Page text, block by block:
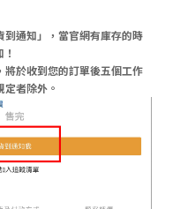
通知」，當官網有庫存的時
於收到您的訂單後五個工作
者除外。